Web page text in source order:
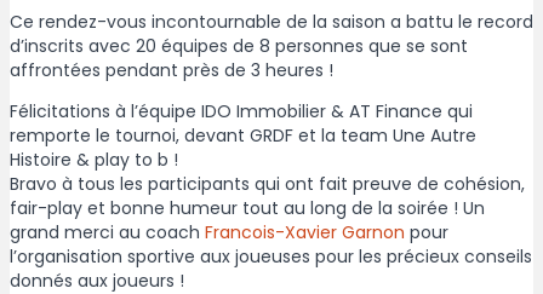
Ce rendez-vous incontournable de la saison a battu le record
d’inscrits avec 20 équipes de 8 personnes que se sont
affrontées pendant près de 3 heures !
Félicitations à l’équipe IDO Immobilier & AT Finance qui
remporte le tournoi, devant GRDF et la team Une Autre
Histoire & play to b !
Bravo à tous les participants qui ont fait preuve de cohésion,
fair-play et bonne humeur tout au long de la soirée ! Un
grand merci au coach Francois-Xavier Garnon pour
l’organisation sportive aux joueuses pour les précieux conseils
donnés aux joueurs !